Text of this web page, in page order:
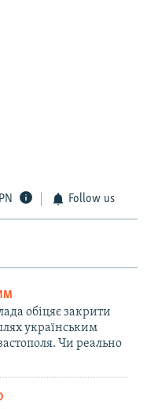
Follow us
обіцяє закрити
українським
Чи реально